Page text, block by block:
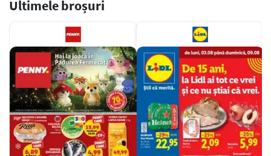
Ultimele broșuri